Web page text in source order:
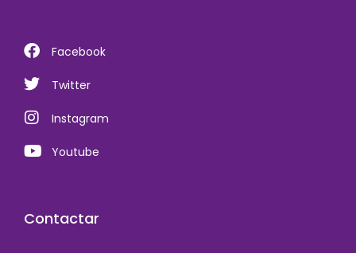
Facebook
Twitter
Instagram
Youtube
Contactar